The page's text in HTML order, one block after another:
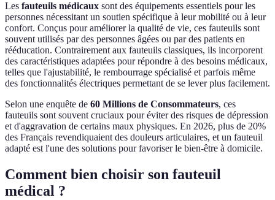
Les fauteuils médicaux sont des équipements essentiels pour les
personnes nécessitant un soutien spécifique à leur mobilité ou à leur
confort. Conçus pour améliorer la qualité de vie, ces fauteuils sont
souvent utilisés par des personnes âgées ou par des patients en
rééducation. Contrairement aux fauteuils classiques, ils incorporent
des caractéristiques adaptées pour répondre à des besoins médicaux,
telles que l'ajustabilité, le rembourrage spécialisé et parfois même
des fonctionnalités électriques permettant de se lever plus facilement.
Selon une enquête de 60 Millions de Consommateurs, ces
fauteuils sont souvent cruciaux pour éviter des risques de dépression
et d'aggravation de certains maux physiques. En 2026, plus de 20%
des Français revendiquaient des douleurs articulaires, et un fauteuil
adapté est l'une des solutions pour favoriser le bien-être à domicile.
Comment bien choisir son fauteuil
médical ?